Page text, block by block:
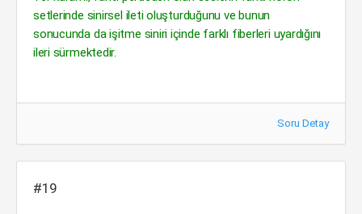
setlerinde sinirsel ileti oluşturduğunu ve bunun
sonucunda da işitme siniri içinde farklı fiberleri uyardığını
ileri sürmektedir.
Soru Detay
#19